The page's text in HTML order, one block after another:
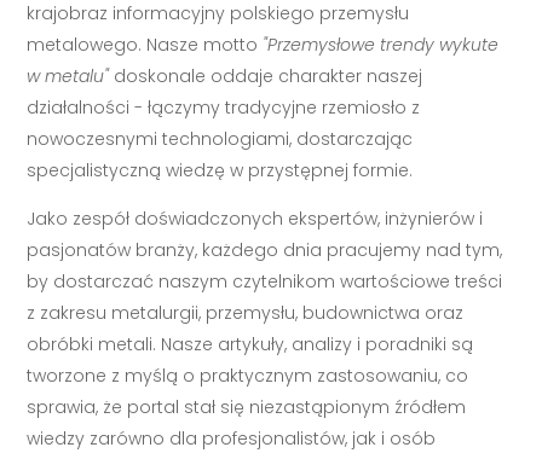
krajobraz informacyjny polskiego przemysłu
metalowego. Nasze motto "Przemysłowe trendy wykute
w metalu"doskonale oddaje charakter naszej
działalności - łączymy tradycyjne rzemiosło z
nowoczesnymi technologiami, dostarczając
specjalistyczną wiedzę w przystępnej formie.
Jako zespół doświadczonych ekspertów, inżynierów i
pasjonatów branży, każdego dnia pracujemy nad tym,
by dostarczać naszym czytelnikom wartościowe treści
z zakresu metalurgii, przemysłu, budownictwa oraz
obróbki metali. Nasze artykuły, analizy i poradniki są
tworzone z myślą o praktycznym zastosowaniu, co
sprawia, że portal stał się niezastąpionym źródłem
wiedzy zarówno dla profesjonalistów, jak i osób